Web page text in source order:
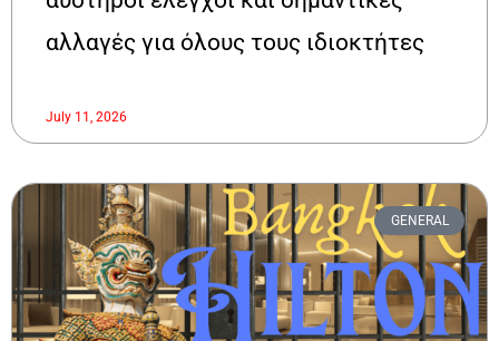
αλλαγές για όλους τους ιδιοκτήτες
July 11, 2026
GENERAL